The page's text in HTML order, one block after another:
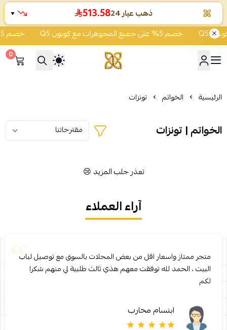
خصم 5% على جميع المجوهرات مع كوبون Q5 خصم 5% على جميع المجوهرات مع كوبون Q5
شركة قمة زاوية الشفاء
0
الرئيسية الخواتم تونزات
الخواتم | تونزات
تعذر جلب المزيد 😢
آراء العملاء
متجر ممتاز واسعار اقل من بعض المحلات بالسوق مع توصيل لباب
البيت ، الحمد لله توفقت معهم هذي ثالث طلبية لي منهم شكرا
لكم
ابتسام محارب
ذهب عيار 24 513.58
▼